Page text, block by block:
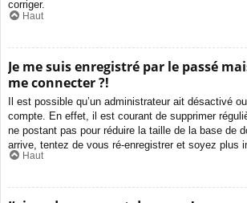
corriger.
Haut
Je me suis enregistré par le passé
me connecter ?!
Il est possible qu’un administrateur ait désactivé
compte. En effet, il est courant de supprimer
ne postant pas pour réduire la taille de la base de
arrive, tentez de vous ré-enregistrer et soyez plus
Haut